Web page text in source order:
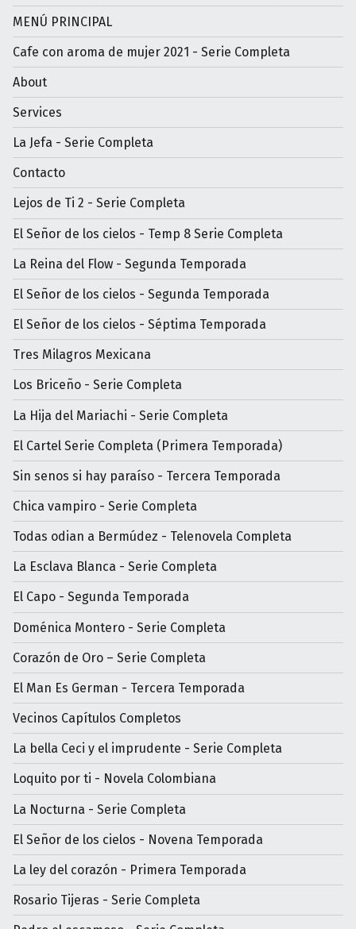
MENÚ PRINCIPAL
Cafe con aroma de mujer 2021 - Serie Completa
About
Services
La Jefa - Serie Completa
Contacto
Lejos de Ti 2 - Serie Completa
El Señor de los cielos - Temp 8 Serie Completa
La Reina del Flow - Segunda Temporada
El Señor de los cielos - Segunda Temporada
El Señor de los cielos - Séptima Temporada
Tres Milagros Mexicana
Los Briceño - Serie Completa
La Hija del Mariachi - Serie Completa
El Cartel Serie Completa (Primera Temporada)
Sin senos si hay paraíso - Tercera Temporada
Chica vampiro - Serie Completa
Todas odian a Bermúdez - Telenovela Completa
La Esclava Blanca - Serie Completa
El Capo - Segunda Temporada
Doménica Montero - Serie Completa
Corazón de Oro – Serie Completa
El Man Es German - Tercera Temporada
Vecinos Capítulos Completos
La bella Ceci y el imprudente - Serie Completa
Loquito por ti - Novela Colombiana
La Nocturna - Serie Completa
El Señor de los cielos - Novena Temporada
La ley del corazón - Primera Temporada
Rosario Tijeras - Serie Completa